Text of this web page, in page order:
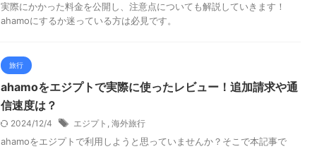
実際にかかった料金を公開し、注意点についても解説していきます！
ahamoにするか迷っている方は必見です。
旅行
ahamoをエジプトで実際に使ったレビュー！追加請求や通
信速度は？
2024/12/4 エジプト , 海外旅行
ahamoをエジプトで利用しようと思っていませんか？そこで本記事で